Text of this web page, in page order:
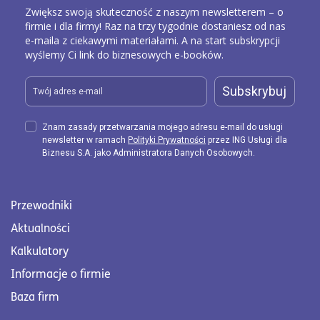
Przewodniki
Aktualności
Kalkulatory
Informacje o firmie
Baza firm
Zwiększ swoją skuteczność z naszym newsletterem – o
firmie i dla firmy! Raz na trzy tygodnie dostaniesz od nas
e-maila z ciekawymi materiałami. A na start subskrypcji
wyślemy Ci link do biznesowych e-booków.
Subskrybuj
Znam zasady przetwarzania mojego adresu e-mail do usługi
newsletter w ramach Polityki Prywatności przez ING Usługi dla
Biznesu S.A. jako Administratora Danych Osobowych.